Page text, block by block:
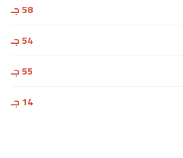
58 جـ
54 جـ
55 جـ
14 جـ